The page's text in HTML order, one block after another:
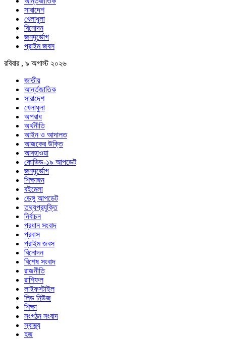
সারাদেশ
খেলাধুলা
বিনোদন
জনদূর্ভোগ
প্রাইম জবস
রবিবার , ৯ অগাস্ট ২০২৬
জাতীয়
আর্ন্তজাতিক
সারাদেশ
খেলাধুলা
অপরাধ
অর্থনীতি
আইন ও আদালত
আজকের উক্তি
আবহাওয়া
কোভিড-১৯ আপডেট
জনদূর্ভোগ
শিক্ষাঙ্গন
বইমেলা
ডেঙ্গু আপডেট
তথ্যপ্রযুক্তি
নির্বাচন
প্রধান সংবাদ
প্রবাস
প্রাইম জবস
বিনোদন
বিশেষ সংবাদ
রাজনীতি
রাশিফল
লাইফস্টাইল
লিড নিউজ
শিক্ষা
সংগঠন সংবাদ
স্বাস্থ্য
হজ